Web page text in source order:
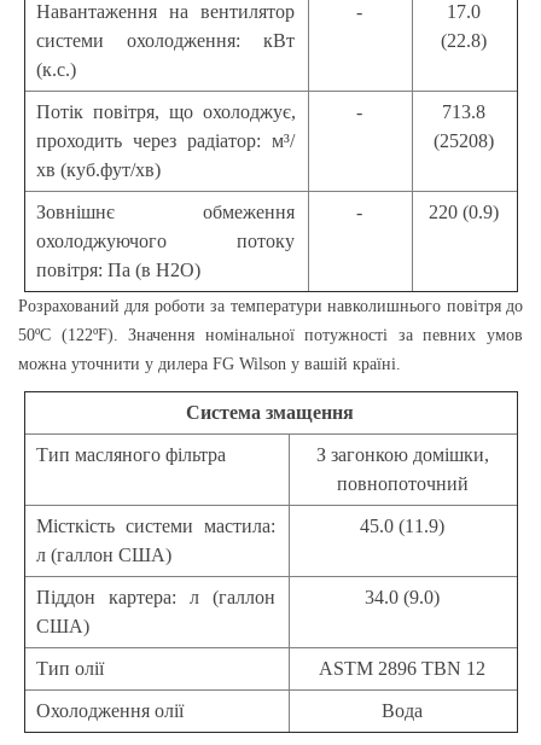
Навантаження на вентилятор
системи охолодження: кВт
(к.с.)
-
17.0
(22.8)
Потік повітря, що охолоджує,
проходить через радіатор: м³/
хв (куб.фут/хв)
-
713.8
(25208)
Зовнішнє обмеження
охолоджуючого потоку
повітря: Па (в Н2О)
- 220 (0.9)
Розрахований для роботи за температури навколишнього повітря до
50ºС (122ºF). Значення номінальної потужності за певних умов
можна уточнити у дилера FG Wilson у вашій країні.
Система змащення
Тип масляного фільтра
З загонкою домішки,
повнопоточний
Місткість системи мастила:
л (галлон США)
45.0 (11.9)
Піддон картера: л (галлон
США)
34.0 (9.0)
Тип олії ASTM 2896 TBN 12
Охолодження олії Вода